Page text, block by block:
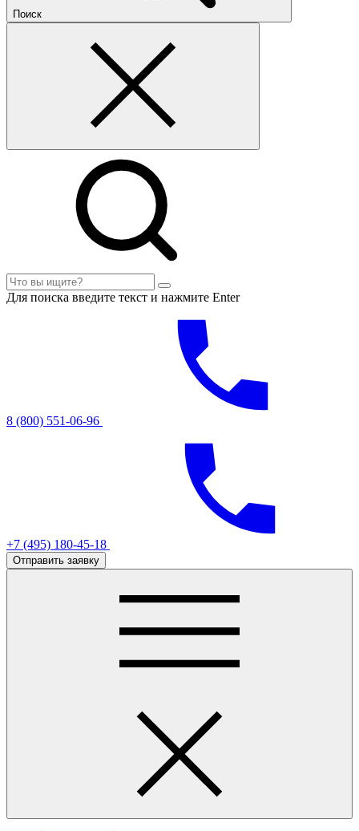
Поиск
Для поиска введите текст и нажмите Enter
8 (800) 551-06-96
+7 (495) 180-45-18
Отправить заявку